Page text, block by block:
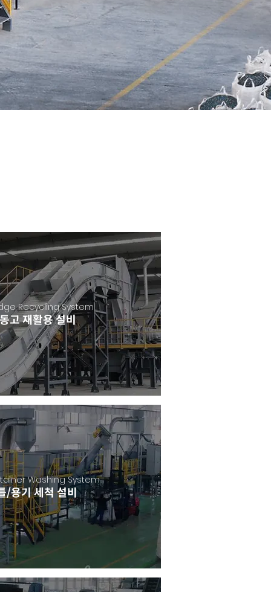
Recycling System
고 재활용 설비
Washing System
/용기 세척 설비